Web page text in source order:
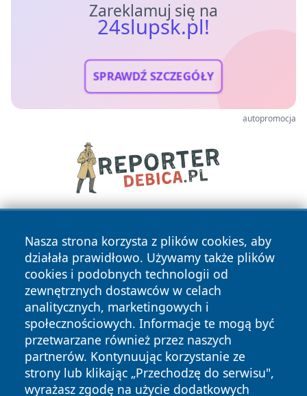
Zareklamuj się na
24slupsk.pl!
SPRAWDŹ SZCZEGÓŁY
autopromocja
Nasza strona korzysta z plików cookies, aby
działała prawidłowo. Używamy także plików
cookies i podobnych technologii od
zewnętrznych dostawców w celach
analitycznych, marketingowych i
społecznościowych. Informacje te mogą być
przetwarzane również przez naszych
partnerów. Kontynuując korzystanie ze
strony lub klikając „Przechodzę do serwisu",
wyrażasz zgodę na użycie dodatkowych
Copyright © 2026 24slupsk.pl Wszystkie prawa zastrzeżone.
News Autorzy
Polityka
Prywatności
Polityka
Cookies